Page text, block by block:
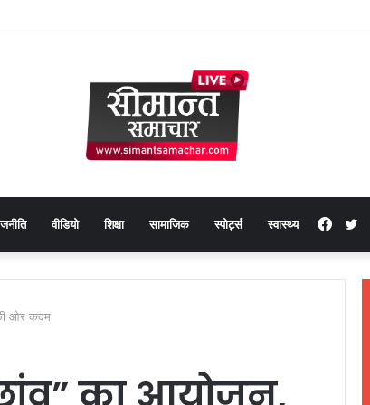
वीडियो शिक्षा सामाजिक स्पोर्ट्स स्वास्थ्य
ओर कदम